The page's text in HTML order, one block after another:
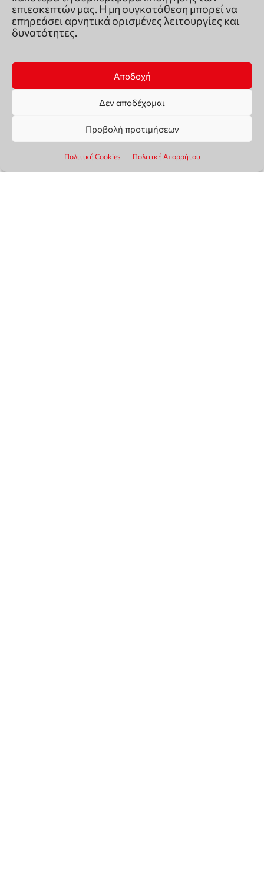
επιεσκεπτών μας. Η μη συγκατάθεση μπορεί να
επηρεάσει αρνητικά ορισμένες λειτουργίες και
δυνατότητες.
Αποδοχή
Δεν αποδέχομαι
Προβολή προτιμήσεων
Πολιτική Cookies Πολιτική Απορρήτου